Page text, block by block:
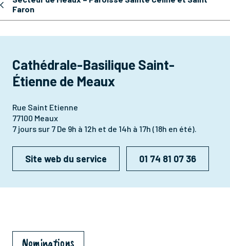
Faron
Cathédrale-Basilique Saint-
Étienne de Meaux
Rue Saint Etienne
77100 Meaux
7 jours sur 7 De 9h à 12h et de 14h à 17h (18h en été).
Site web du service 01 74 81 07 36
Nominations